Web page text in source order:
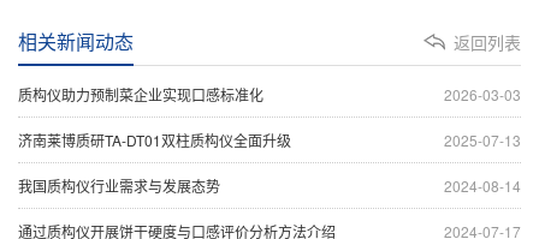
返回列表
相关新闻动态
2026-03-03
质构仪助力预制菜企业实现口感标准化
2025-07-13
济南莱博质研TA-DT01双柱质构仪全面升级
2024-08-14
我国质构仪行业需求与发展态势
2024-07-17
通过质构仪开展饼干硬度与口感评价分析方法介绍